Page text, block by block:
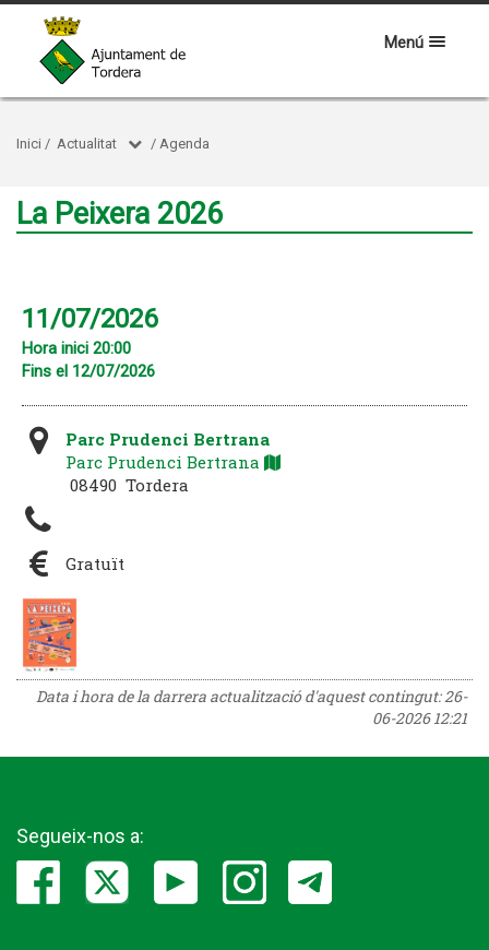
Menú
Inici / Actualitat / Agenda
La Peixera 2026
11/07/2026
Hora inici 20:00
Fins el 12/07/2026
Parc Prudenci Bertrana
Parc Prudenci Bertrana
08490 Tordera
Gratuït
Data i hora de la darrera actualització d'aquest contingut:26-
06-2026 12:21
Segueix-nos a: